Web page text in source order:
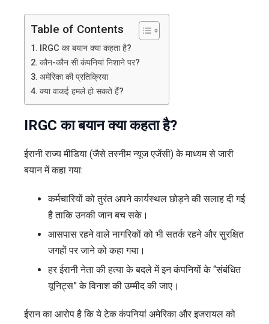
Table of Contents
IRGC का बयान क्या कहता है?
कौन-कौन सी कंपनियां निशाने पर?
अमेरिका की प्रतिक्रिया
क्या वाकई हमले हो सकते हैं?
IRGC का बयान क्या कहता है?
ईरानी राज्य मीडिया (जैसे तस्नीम न्यूज एजेंसी) के माध्यम से जारी
बयान में कहा गया:
कर्मचारियों को तुरंत अपने कार्यस्थल छोड़ने की सलाह दी गई
है ताकि उनकी जान बच सके।
आसपास रहने वाले नागरिकों को भी सतर्क रहने और सुरक्षित
जगहों पर जाने को कहा गया।
हर ईरानी नेता की हत्या के बदले में इन कंपनियों के “संबंधित
यूनिट्स” के विनाश की उम्मीद की जाए।
ईरान का आरोप है कि ये टेक कंपनियां अमेरिका और इजरायल को